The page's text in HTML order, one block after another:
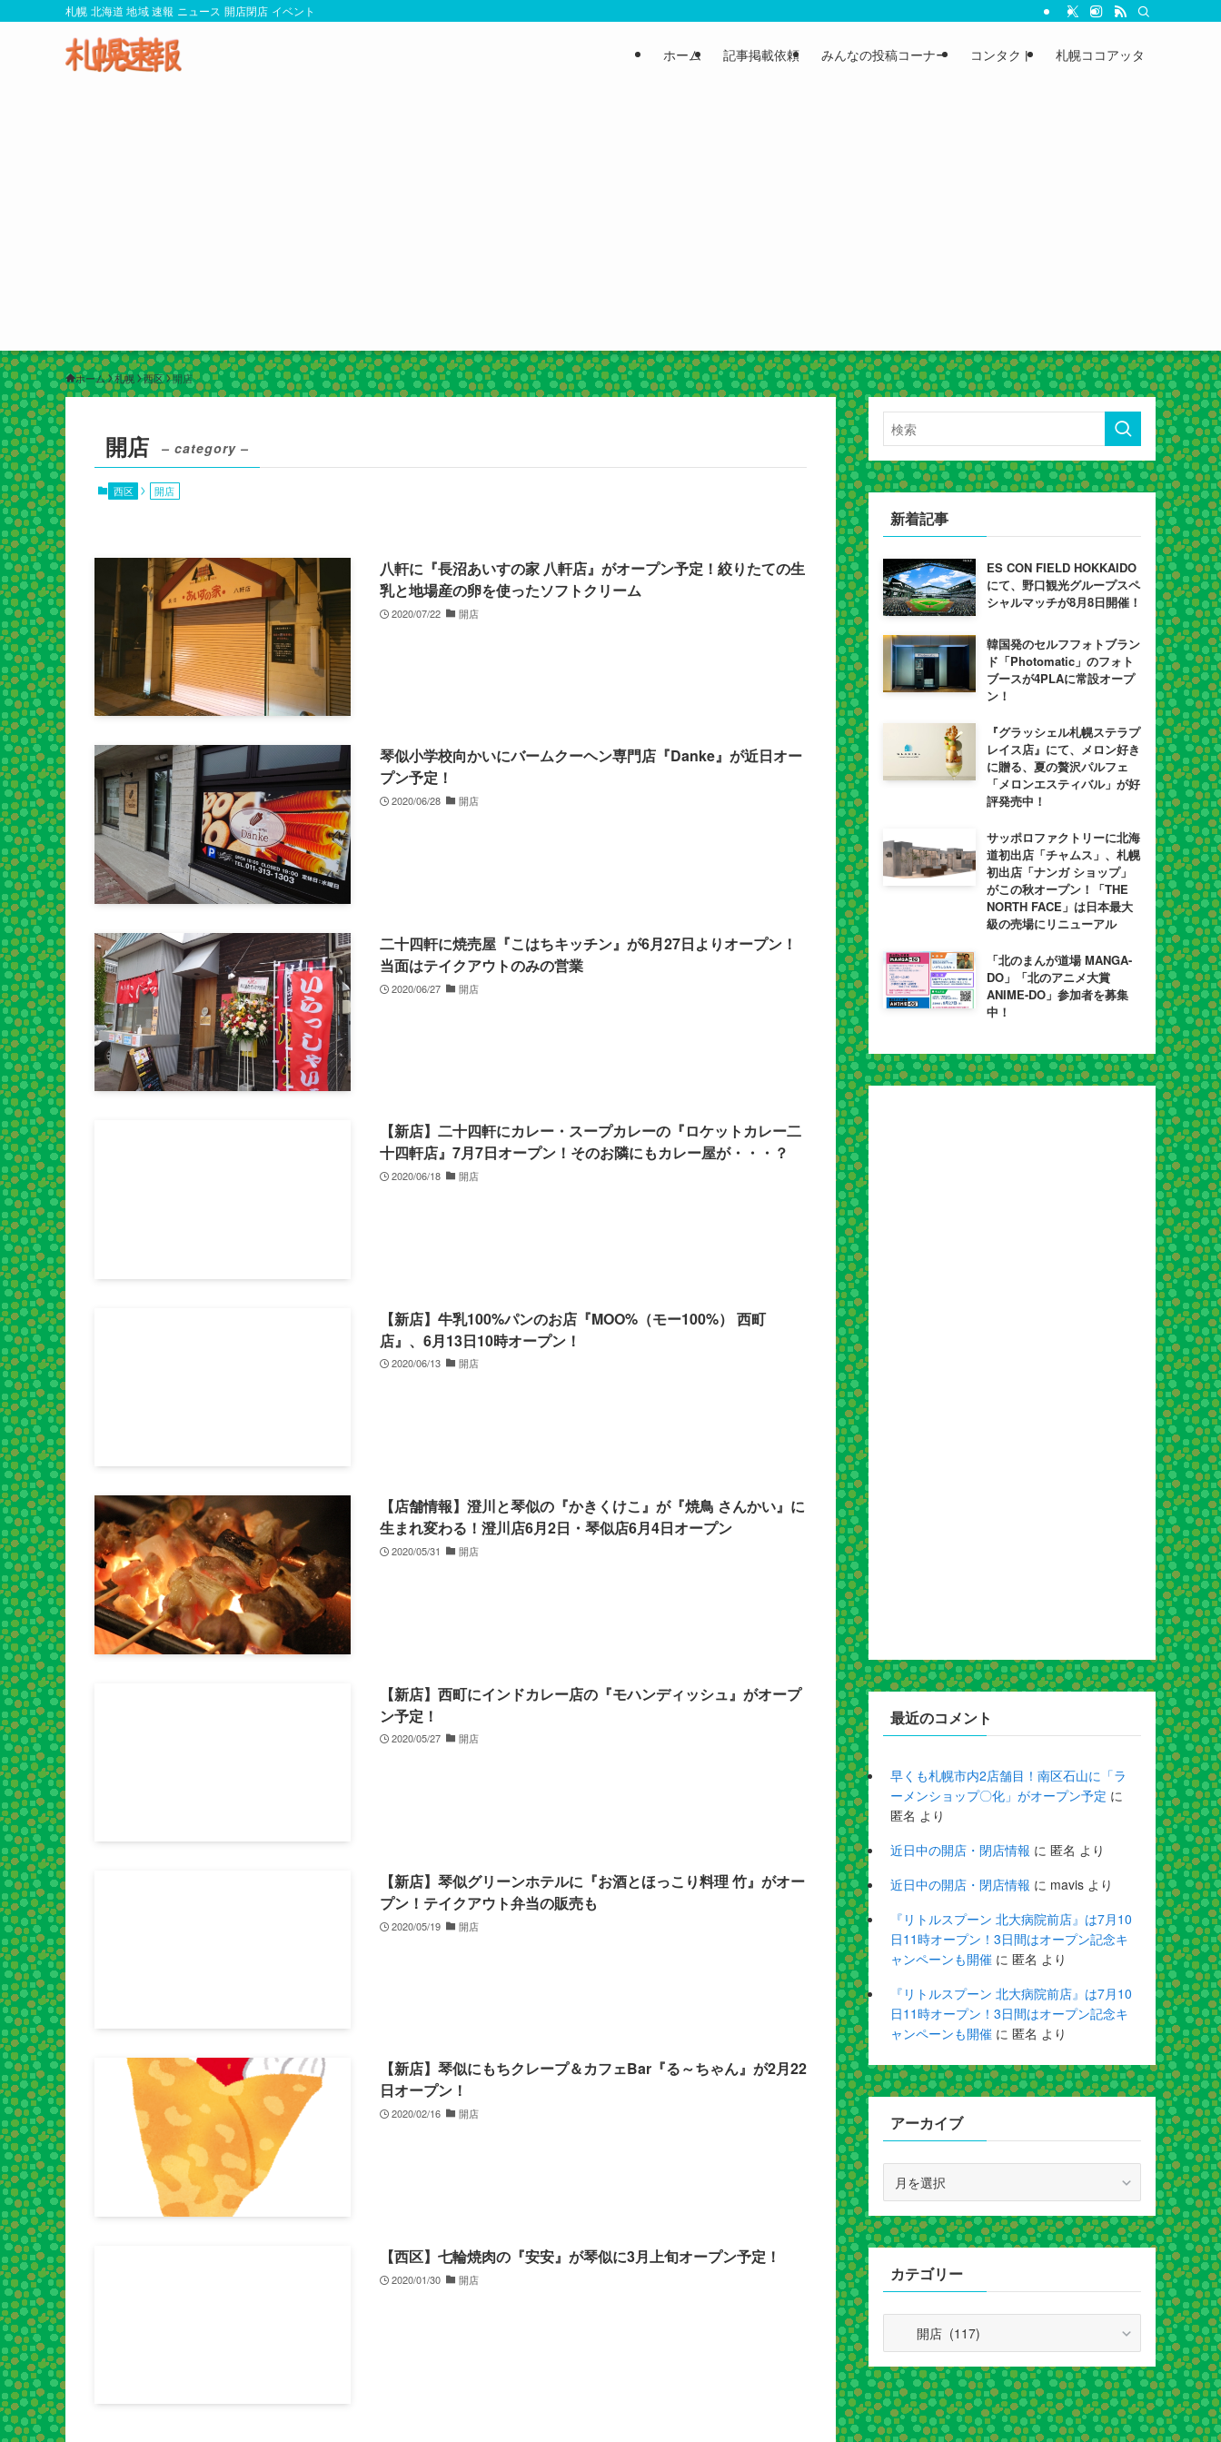
札幌 北海道 地域 速報 ニュース 開店閉店 イベント
ホーム 記事掲載依頼 みんなの投稿コーナー コンタクト 札幌ココアッタ
ホーム 札幌 西区 開店
開店 – category –
西区 開店
八軒に『長沼あいすの家 八軒店』がオープン予定！絞りたての生
乳と地場産の卵を使ったソフトクリーム
2020/07/22 開店
琴似小学校向かいにバームクーヘン専門店『Danke』が近日オー
プン予定！
2020/06/28 開店
二十四軒に焼売屋『こはちキッチン』が6月27日よりオープン！
当面はテイクアウトのみの営業
2020/06/27 開店
【新店】二十四軒にカレー・スープカレーの『ロケットカレー二
十四軒店』7月7日オープン！そのお隣にもカレー屋が・・・？
2020/06/18 開店
【新店】牛乳100%パンのお店『MOO%（モー100%） 西町
店』、6月13日10時オープン！
2020/06/13 開店
【店舗情報】澄川と琴似の『かきくけこ』が『焼鳥 さんかい』に
生まれ変わる！澄川店6月2日・琴似店6月4日オープン
2020/05/31 開店
【新店】西町にインドカレー店の『モハンディッシュ』がオープ
ン予定！
2020/05/27 開店
【新店】琴似グリーンホテルに『お酒とほっこり料理 竹』がオー
プン！テイクアウト弁当の販売も
2020/05/19 開店
【新店】琴似にもちクレープ＆カフェBar『る～ちゃん』が2月22
日オープン！
2020/02/16 開店
【西区】七輪焼肉の『安安』が琴似に3月上旬オープン予定！
2020/01/30 開店
新着記事
ES CON FIELD HOKKAIDO
にて、野口観光グループスペ
シャルマッチが8月8日開催！
韓国発のセルフフォトブラン
ド「Photomatic」のフォト
ブースが4PLAに常設オープ
ン！
『グラッシェル札幌ステラプ
レイス店』にて、メロン好き
に贈る、夏の贅沢パルフェ
「メロンエスティバル」が好
評発売中！
サッポロファクトリーに北海
道初出店「チャムス」、札幌
初出店「ナンガ ショップ」
がこの秋オープン！「THE
NORTH FACE」は日本最大
級の売場にリニューアル
「北のまんが道場 MANGA-
DO」「北のアニメ大賞
ANIME-DO」参加者を募集
中！
最近のコメント
早くも札幌市内2店舗目！南区石山に「ラ
ーメンショップ〇化」がオープン予定 に
匿名 より
近日中の開店・閉店情報 に 匿名 より
近日中の開店・閉店情報 に mavis より
『リトルスプーン 北大病院前店』は7月10
日11時オープン！3日間はオープン記念キ
ャンペーンも開催 に 匿名 より
『リトルスプーン 北大病院前店』は7月10
日11時オープン！3日間はオープン記念キ
ャンペーンも開催 に 匿名 より
アーカイブ
カ
イ
ブ
カテゴリー
ゴ
リ
ー